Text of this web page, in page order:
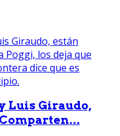
Luis Giraudo,